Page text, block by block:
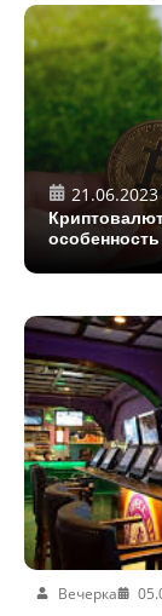
21.06.2023
Вечерка